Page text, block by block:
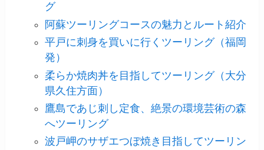
グ
阿蘇ツーリングコースの魅力とルート紹介
平戸に刺身を買いに行くツーリング（福岡
発）
柔らか焼肉丼を目指してツーリング（大分
県久住方面）
鷹島であじ刺し定食、絶景の環境芸術の森
へツーリング
波戸岬のサザエつぼ焼き目指してツーリン